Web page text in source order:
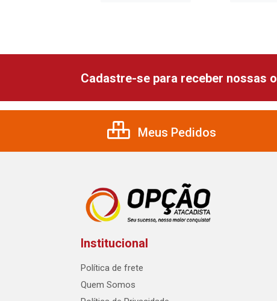
Cadastre-se para receber nossas
Meus Pedidos
Institucional
Política de frete
Quem Somos